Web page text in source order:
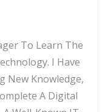
To Learn The
I Have
New Knowledge,
A Digital